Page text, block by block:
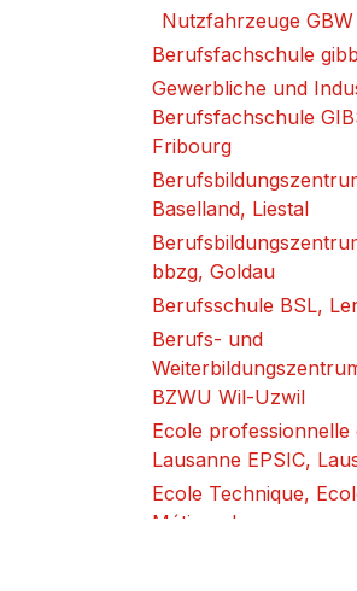
Nutzfahrzeuge GBW
Berufsfachschule
Gewerbliche und
Berufsfachschule
Fribourg
Baselland, Liestal
bbzg, Goldau
Berufsschule BSL,
Berufs- und
BZWU Wil-Uzwil
Ecole professionnelle
Lausanne EPSIC,
Ecole Technique,
Métiers, Lausanne